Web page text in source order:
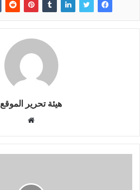
بقلق كبير الأحداث الإجرامية
المتصاعدة من طرف…
هيئة تحرير الموقع